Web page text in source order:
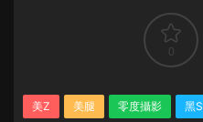
0
美Z 美腿 零度攝影 黑S